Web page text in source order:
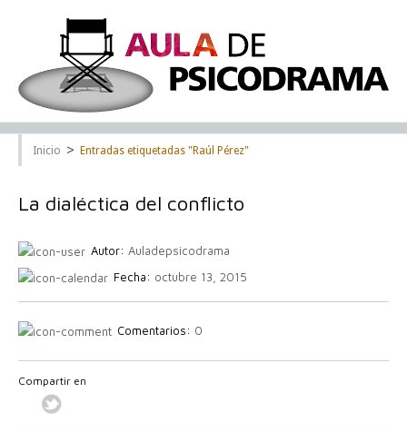
Inicio > Entradas etiquetadas "Raúl Pérez"
La dialéctica del conflicto
Autor: Auladepsicodrama
Fecha: octubre 13, 2015
Comentarios: 0
Compartir en